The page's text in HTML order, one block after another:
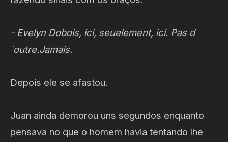
- Evelyn Dobois, ici, seuelement, ici. Pas d
´outre.Jamais.
Depois ele se afastou.
Juan ainda demorou uns segundos enquanto
pensava no que o homem havia tentando lhe